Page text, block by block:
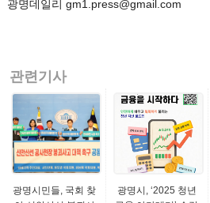
광명데일리 gm1.press@gmail.com
관련기사
광명시민들, 국회 찾
광명시, ‘2025 청년